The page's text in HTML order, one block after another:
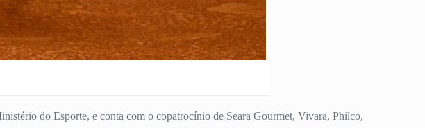
do Esporte, e conta com o copatrocínio de Seara Gourmet, Vivara, Philco,